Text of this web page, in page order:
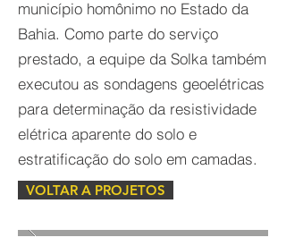
município homônimo no Estado da
Bahia. Como parte do serviço
prestado, a equipe da Solka também
executou as sondagens geoelétricas
para determinação da resistividade
elétrica aparente do solo e
estratificação do solo em camadas.
VOLTAR A PROJETOS